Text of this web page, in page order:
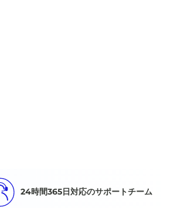
24時間365日対応のサポートチーム